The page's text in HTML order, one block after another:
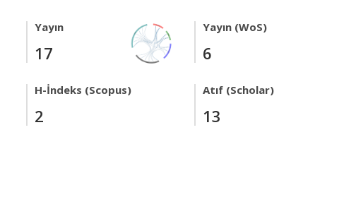
Yayın
17
Yayın (WoS)
6
H-İndeks (Scopus)
2
Atıf (Scholar)
13